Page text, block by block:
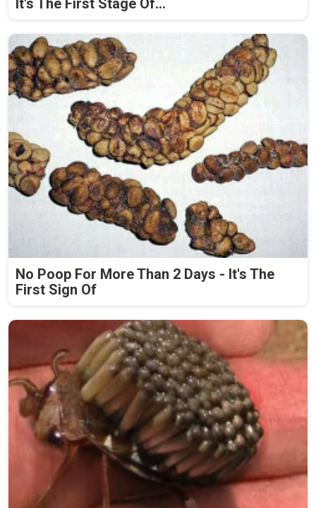
It's The First Stage Of...
No Poop For More Than 2 Days - It's The
First Sign Of